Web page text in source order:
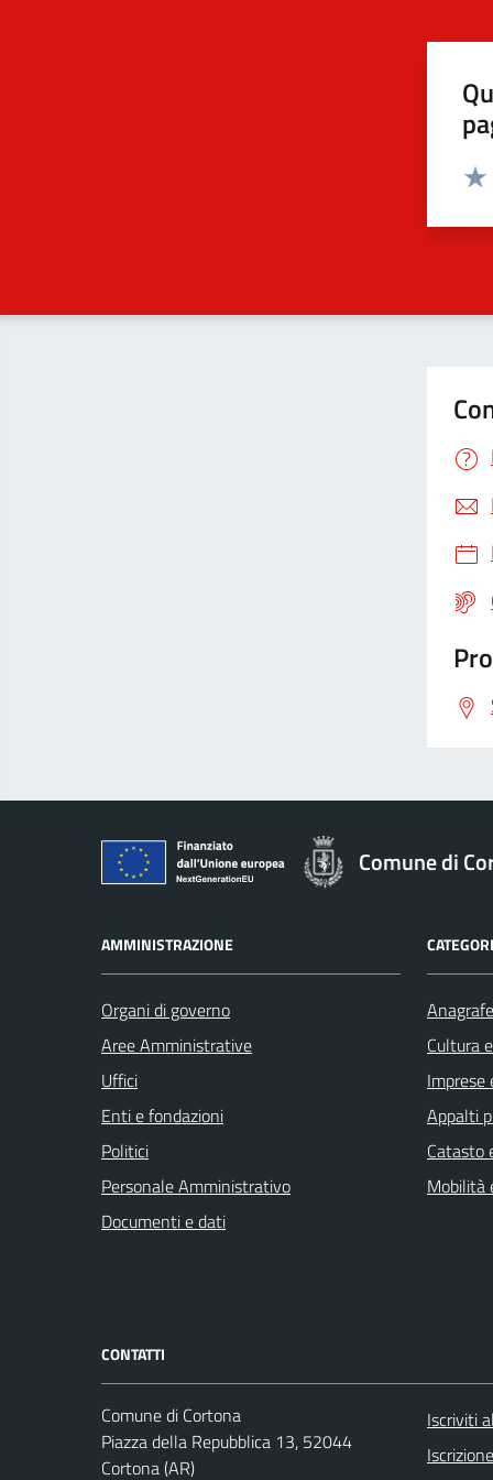
Comune di
AMMINISTRAZIONE
Organi di governo
Aree Amministrative
Uffici
Enti e fondazioni
Politici
Personale Amministrativo
Documenti e dati
Cultura
Imprese
Appalti
Catasto
Mobilità
CONTATTI
Comune di Cortona
Piazza della Repubblica 13, 52044
Cortona (AR)
Iscriviti